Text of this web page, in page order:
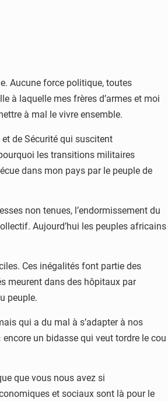
Aucune force politique, toutes
à laquelle mes frères d’armes et moi
à mal le vivre ensemble.
de Sécurité qui suscitent
les transitions militaires
dans mon pays par le peuple de
non tenues, l’endormissement du
Aujourd’hui les peuples africains
Ces inégalités font partie des
meurent dans des hôpitaux par
peuple.
qui a du mal à s’adapter à nos
un bidasse qui veut tordre le cou
que vous nous avez si
et sociaux sont là pour le